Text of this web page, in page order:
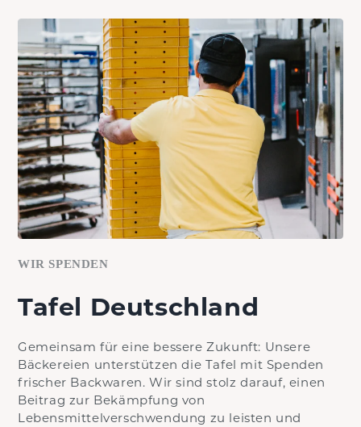
WIR SPENDEN
Tafel Deutschland
Gemeinsam für eine bessere Zukunft: Unsere
Bäckereien unterstützen die Tafel mit Spenden
frischer Backwaren. Wir sind stolz darauf, einen
Beitrag zur Bekämpfung von
Lebensmittelverschwendung zu leisten und